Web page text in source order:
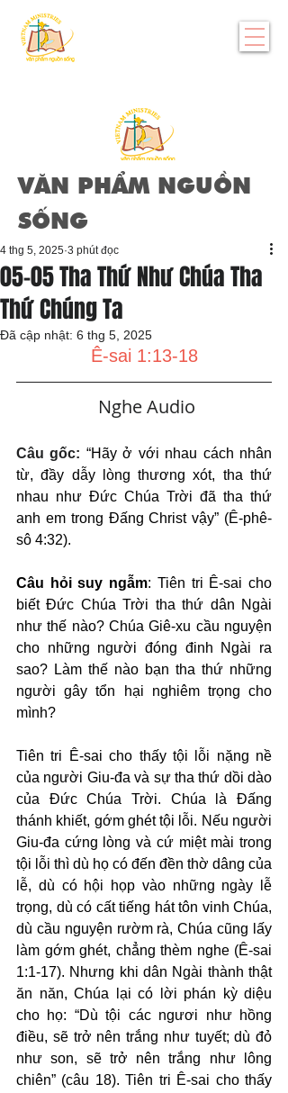
VĂN PHẨM NGUỒN
SỐNG
05-05 Tha Thứ Như Chúa Tha
Thứ Chúng Ta
4 thg 5, 2025 3 phút đọc
Đã cập nhật: 6 thg 5, 2025
Ê-sai 1:13-18
   Nghe Audio
Câu gốc: “Hãy ở với nhau cách nhân
từ, đầy dẫy lòng thương xót, tha thứ
nhau như Đức Chúa Trời đã tha thứ
anh em trong Đấng Christ vậy” (Ê-phê-
sô 4:32).
Câu hỏi suy ngẫm: Tiên tri Ê-sai cho
biết Đức Chúa Trời tha thứ dân Ngài
như thế nào? Chúa Giê-xu cầu nguyện
cho những người đóng đinh Ngài ra
sao? Làm thế nào bạn tha thứ những
người gây tổn hại nghiêm trọng cho
mình?
Tiên tri Ê-sai cho thấy tội lỗi nặng nề
của người Giu-đa và sự tha thứ dồi dào
của Đức Chúa Trời. Chúa là Đấng
thánh khiết, gớm ghét tội lỗi. Nếu người
Giu-đa cứng lòng và cứ miệt mài trong
tội lỗi thì dù họ có đến đền thờ dâng của
lễ, dù có hội họp vào những ngày lễ
trọng, dù có cất tiếng hát tôn vinh Chúa,
dù cầu nguyện rườm rà, Chúa cũng lấy
làm gớm ghét, chẳng thèm nghe (Ê-sai
1:1-17). Nhưng khi dân Ngài thành thật
ăn năn, Chúa lại có lời phán kỳ diệu
cho họ: “Dù tội các ngươi như hồng
điều, sẽ trở nên trắng như tuyết; dù đỏ
như son, sẽ trở nên trắng như lông
chiên” (câu 18). Tiên tri Ê-sai cho thấy